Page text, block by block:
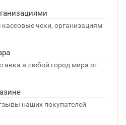
кассовые чеки, организациям
в любой город мира от
наших покупателей